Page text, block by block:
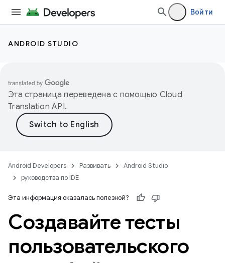
Войти
ANDROID STUDIO
Эта страница переведена с помощью Cloud
Translation API.
Android Developers Развивать
Android Studio
руководства по IDE
Эта информация оказалась полезной?
Создавайте тесты
пользовательского